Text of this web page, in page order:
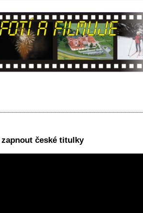
české titulky